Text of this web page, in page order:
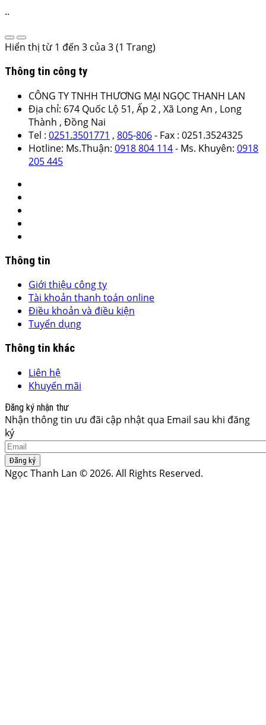
..
Hiển thị từ 1 đến 3 của 3 (1 Trang)
Thông tin công ty
CÔNG TY TNHH THƯƠNG MẠI NGỌC THANH LAN
Địa chỉ: 674 Quốc Lộ 51, Ấp 2 , Xã Long An , Long
Thành , Đồng Nai
Tel : 0251.3501771 , 805-806- Fax : 0251.3524325
Hotline: Ms.Thuận: 0918 804 114- Ms. Khuyên: 0918
205 445
Thông tin
Giới thiệu công ty
Tài khoản thanh toán online
Điều khoản và điều kiện
Tuyển dụng
Thông tin khác
Liên hệ
Khuyến mãi
Đăng ký nhận thư
Nhận thông tin ưu đãi cập nhật qua Email sau khi đăng
ký
Đăng ký
Ngọc Thanh Lan © 2026. All Rights Reserved.